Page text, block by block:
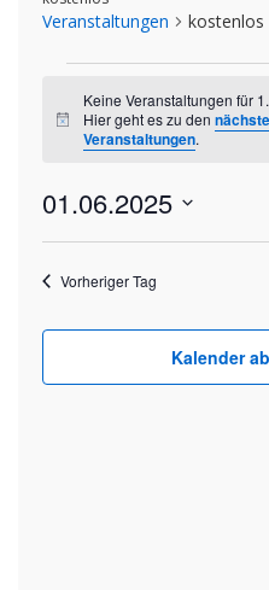
Veranstaltungen kostenlos
für
Juni
2025
Hinweis
Keine Veranstaltungen für
Hier geht es zu den
Veranstaltungen.
01.06.2025
Vorheriger Tag
Kalender